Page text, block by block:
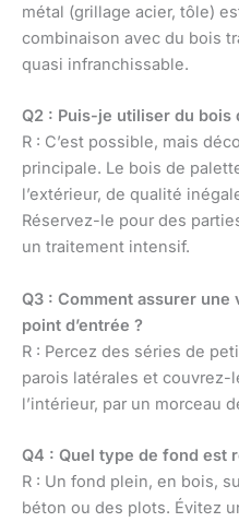
métal (grillage acier, tôle)
combinaison avec du bois
quasi infranchissable.
Q2 : Puis-je utiliser du bois
R : C’est possible, mais
principale. Le bois de
l’extérieur, de qualité
Réservez-le pour des
un traitement intensif.
Q3 : Comment assurer
point d’entrée ?
R : Percez des séries de
parois latérales et couvrez-
l’intérieur, par un morceau
Q4 : Quel type de fond est
R : Un fond plein, en bois,
béton ou des plots. Évitez